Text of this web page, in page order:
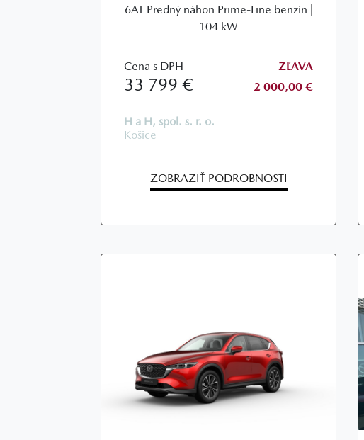
6AT Predný náhon Prime-Line benzín |
104 kW
Cena s DPH
33 799 €
ZĽAVA
2 000,00 €
H a H, spol. s. r. o.
Košice
ZOBRAZIŤ PODROBNOSTI